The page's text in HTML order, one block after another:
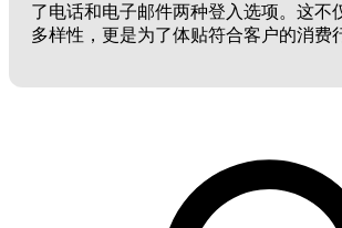
了电话和电子邮件两种登入选项。这不
多样性，更是为了体贴符合客户的消费